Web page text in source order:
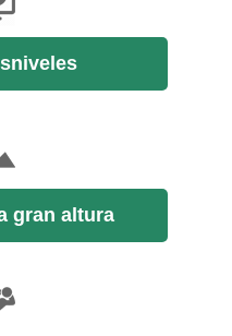
gran altura